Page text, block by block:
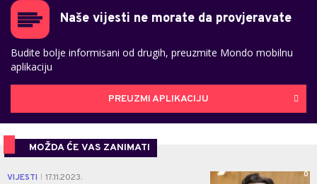
Naše vijesti ne morate da provjeravate
Budite bolje informisani od drugih, preuzmite Mondo mobilnu
aplikaciju
PREUZMI APLIKACIJU
MOŽDA ĆE VAS ZANIMATI
VIJESTI 17.11.2023. 0